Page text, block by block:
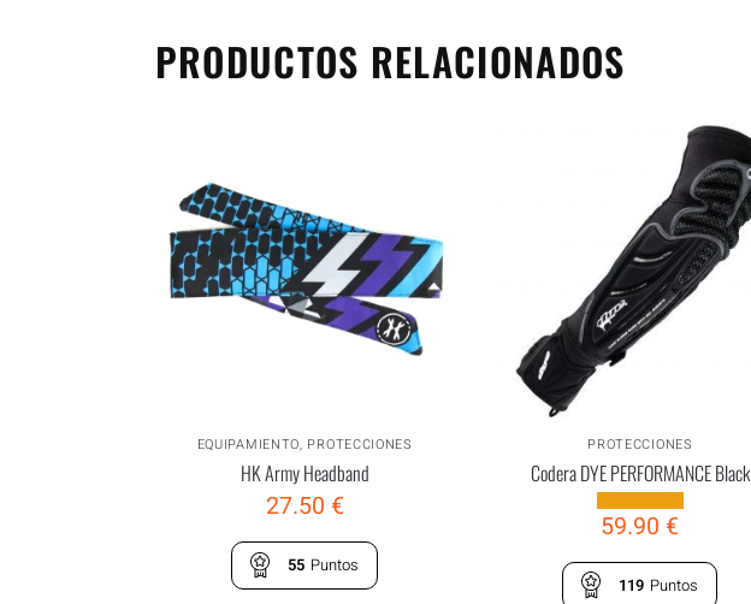
PRODUCTOS RELACIONADOS
EQUIPAMIENTO, PROTECCIONES
HK Army Headband
27.50 €
55 Puntos
PROTECCIONES
Codera DYE PERFORMANCE Black
59.90 €
119 Puntos